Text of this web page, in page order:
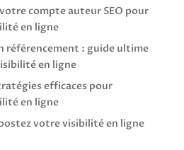
compte auteur SEO pour
en ligne
référencement : guide ultime
en ligne
efficaces pour
en ligne
votre visibilité en ligne